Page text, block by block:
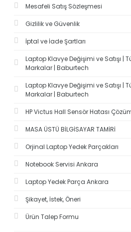
Mesafeli Satış Sözleşmesi
Gizlilik ve Güvenlik
İptal ve İade Şartları
Laptop Klavye Değişimi ve Satışı |
Markalar | Baburtech
Laptop Klavye Değişimi ve Satışı |
Markalar | Baburtech
HP Victus Hall Sensör Hatası
MASA ÜSTÜ BİLGİSAYAR TAMİRİ
Orjinal Laptop Yedek Parçakları
Notebook Servisi Ankara
Laptop Yedek Parça Ankara
Şikayet, İstek, Öneri
Ürün Talep Formu